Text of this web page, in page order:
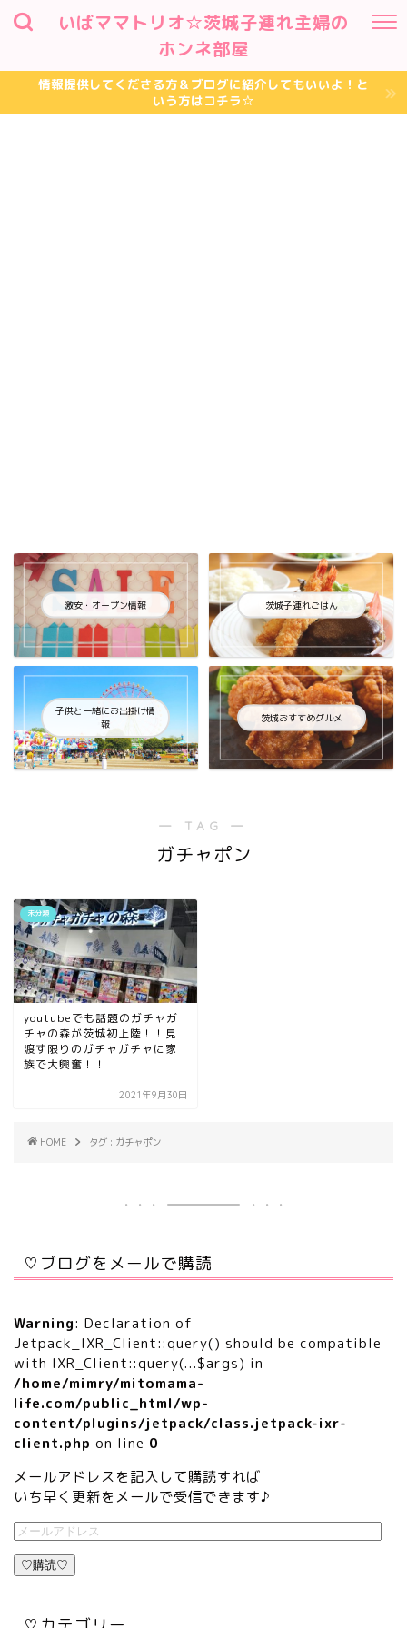
いばママトリオ☆茨城子連れ主婦の
ホンネ部屋
情報提供してくださる方＆ブログに紹介してもいいよ！と
いう方はコチラ☆
激安・オープン情報 茨城子連れごはん
子供と一緒にお出掛け情
報
茨城おすすめグルメ
― TAG ―
ガチャポン
未分類
youtubeでも話題のガチャガ
チャの森が茨城初上陸！！見
渡す限りのガチャガチャに家
族で大興奮！！
2021年9月30日
HOME タグ : ガチャポン
♡ブログをメールで購読
Warning: Declaration of
Jetpack_IXR_Client::query() should be compatible
with IXR_Client::query(...$args) in
/home/mimry/mitomama-
life.com/public_html/wp-
content/plugins/jetpack/class.jetpack-ixr-
client.php on line 0
メールアドレスを記入して購読すれば
いち早く更新をメールで受信できます♪
♡購読♡